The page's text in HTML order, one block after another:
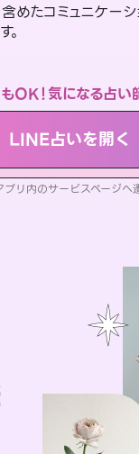
めたコミュニケー
。
OK！気になる占い
LINE占いを開く
リ内のサービスページへ